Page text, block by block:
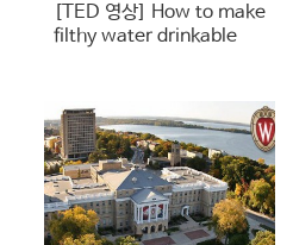
[TED 영상] How to make
filthy water drinkable